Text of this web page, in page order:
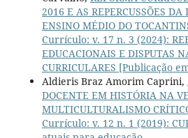
2016 E AS REPERCUSSÕES
ENSINO MÉDIO DO
Currículo: v. 17 n. 3 (2024):
EDUCACIONAIS E DISPUTAS
CURRICULARES [Publicação
Aldieris Braz Amorim Caprini,
DOCENTE EM HISTÓRIA NA
MULTICULTURALISMO
Currículo: v. 12 n. 1 (2019):